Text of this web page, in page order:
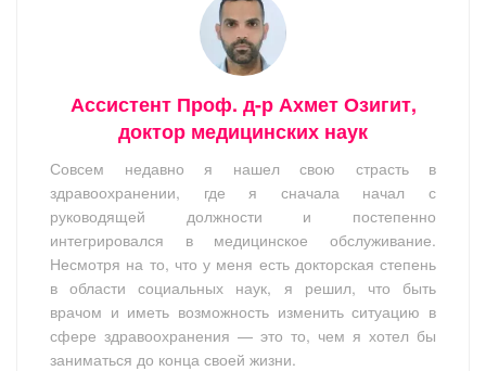
Ассистент Проф. д-р Ахмет Озигит,
доктор медицинских наук
Совсем недавно я нашел свою страсть в
здравоохранении, где я сначала начал с
руководящей должности и постепенно
интегрировался в медицинское обслуживание.
Несмотря на то, что у меня есть докторская степень
в области социальных наук, я решил, что быть
врачом и иметь возможность изменить ситуацию в
сфере здравоохранения — это то, чем я хотел бы
заниматься до конца своей жизни.